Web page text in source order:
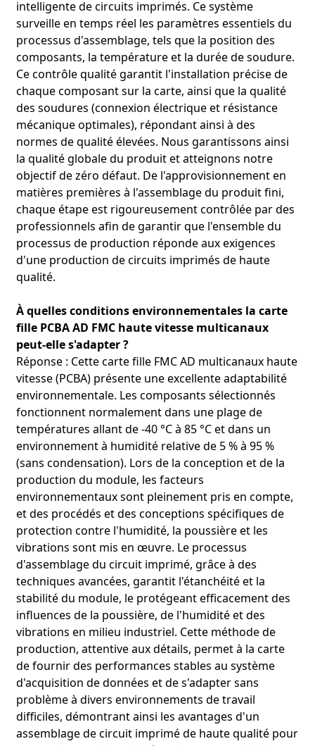
intelligente de circuits imprimés. Ce système
surveille en temps réel les paramètres essentiels du
processus d'assemblage, tels que la position des
composants, la température et la durée de soudure.
Ce contrôle qualité garantit l'installation précise de
chaque composant sur la carte, ainsi que la qualité
des soudures (connexion électrique et résistance
mécanique optimales), répondant ainsi à des
normes de qualité élevées. Nous garantissons ainsi
la qualité globale du produit et atteignons notre
objectif de zéro défaut. De l'approvisionnement en
matières premières à l'assemblage du produit fini,
chaque étape est rigoureusement contrôlée par des
professionnels afin de garantir que l'ensemble du
processus de production réponde aux exigences
d'une production de circuits imprimés de haute
qualité.
À quelles conditions environnementales la carte
fille PCBA AD FMC haute vitesse multicanaux
peut-elle s'adapter ?
Réponse : Cette carte fille FMC AD multicanaux haute
vitesse (PCBA) présente une excellente adaptabilité
environnementale. Les composants sélectionnés
fonctionnent normalement dans une plage de
températures allant de -40 °C à 85 °C et dans un
environnement à humidité relative de 5 % à 95 %
(sans condensation). Lors de la conception et de la
production du module, les facteurs
environnementaux sont pleinement pris en compte,
et des procédés et des conceptions spécifiques de
protection contre l'humidité, la poussière et les
vibrations sont mis en œuvre. Le processus
d'assemblage du circuit imprimé, grâce à des
techniques avancées, garantit l'étanchéité et la
stabilité du module, le protégeant efficacement des
influences de la poussière, de l'humidité et des
vibrations en milieu industriel. Cette méthode de
production, attentive aux détails, permet à la carte
de fournir des performances stables au système
d'acquisition de données et de s'adapter sans
problème à divers environnements de travail
difficiles, démontrant ainsi les avantages d'un
assemblage de circuit imprimé de haute qualité pour